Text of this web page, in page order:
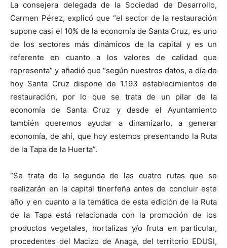
La consejera delegada de la Sociedad de Desarrollo,
Carmen Pérez, explicó que “el sector de la restauración
supone casi el 10% de la economía de Santa Cruz, es uno
de los sectores más dinámicos de la capital y es un
referente en cuanto a los valores de calidad que
representa” y añadió que “según nuestros datos, a día de
hoy Santa Cruz dispone de 1.193 establecimientos de
restauración, por lo que se trata de un pilar de la
economía de Santa Cruz y desde el Ayuntamiento
también queremos ayudar a dinamizarlo, a generar
economía, de ahí, que hoy estemos presentando la Ruta
de la Tapa de la Huerta”.
“Se trata de la segunda de las cuatro rutas que se
realizarán en la capital tinerfeña antes de concluir este
año y en cuanto a la temática de esta edición de la Ruta
de la Tapa está relacionada con la promoción de los
productos vegetales, hortalizas y/o fruta en particular,
procedentes del Macizo de Anaga, del territorio EDUSI,